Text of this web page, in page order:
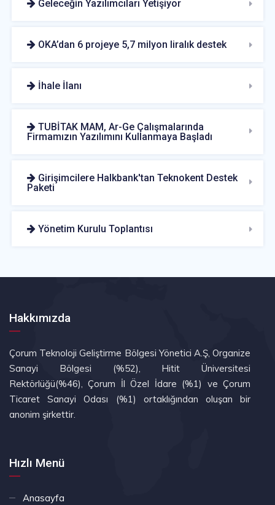
Geleceğin Yazılımcıları Yetişiyor
OKA’dan 6 projeye 5,7 milyon liralık destek
İhale İlanı
TUBİTAK MAM, Ar-Ge Çalışmalarında
Firmamızın Yazılımını Kullanmaya Başladı
Girişimcilere Halkbank'tan Teknokent Destek
Paketi
Yönetim Kurulu Toplantısı
Hakkımızda
Çorum Teknoloji Geliştirme Bölgesi Yönetici A.Ş, Organize
Sanayi Bölgesi (%52), Hitit Üniversitesi
Rektörlüğü(%46), Çorum İl Özel İdare (%1) ve Çorum
Ticaret Sanayi Odası (%1) ortaklığından oluşan bir
anonim şirkettir.
Hızlı Menü
Anasayfa